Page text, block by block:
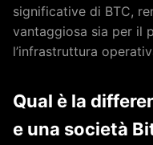
significative di BTC,
vantaggiosa sia per il
l’infrastruttura
Qual è la
e una società